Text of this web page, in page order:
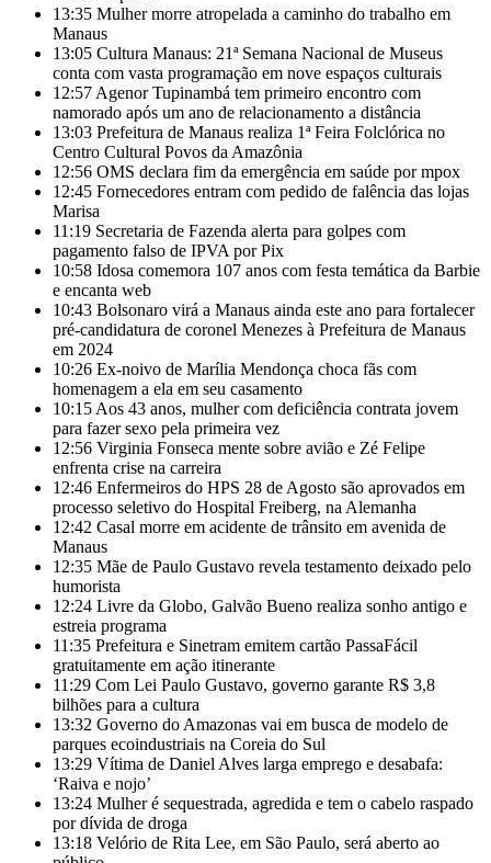
13:35 Mulher morre atropelada a caminho do trabalho em
Manaus
13:05 Cultura Manaus: 21ª Semana Nacional de Museus
conta com vasta programação em nove espaços culturais
12:57 Agenor Tupinambá tem primeiro encontro com
namorado após um ano de relacionamento a distância
13:03 Prefeitura de Manaus realiza 1ª Feira Folclórica no
Centro Cultural Povos da Amazônia
12:56 OMS declara fim da emergência em saúde por mpox
12:45 Fornecedores entram com pedido de falência das lojas
Marisa
11:19 Secretaria de Fazenda alerta para golpes com
pagamento falso de IPVA por Pix
10:58 Idosa comemora 107 anos com festa temática da Barbie
e encanta web
10:43 Bolsonaro virá a Manaus ainda este ano para fortalecer
pré-candidatura de coronel Menezes à Prefeitura de Manaus
em 2024
10:26 Ex-noivo de Marília Mendonça choca fãs com
homenagem a ela em seu casamento
10:15 Aos 43 anos, mulher com deficiência contrata jovem
para fazer sexo pela primeira vez
12:56 Virginia Fonseca mente sobre avião e Zé Felipe
enfrenta crise na carreira
12:46 Enfermeiros do HPS 28 de Agosto são aprovados em
processo seletivo do Hospital Freiberg, na Alemanha
12:42 Casal morre em acidente de trânsito em avenida de
Manaus
12:35 Mãe de Paulo Gustavo revela testamento deixado pelo
humorista
12:24 Livre da Globo, Galvão Bueno realiza sonho antigo e
estreia programa
11:35 Prefeitura e Sinetram emitem cartão PassaFácil
gratuitamente em ação itinerante
11:29 Com Lei Paulo Gustavo, governo garante R$ 3,8
bilhões para a cultura
13:32 Governo do Amazonas vai em busca de modelo de
parques ecoindustriais na Coreia do Sul
13:29 Vítima de Daniel Alves larga emprego e desabafa:
‘Raiva e nojo’
13:24 Mulher é sequestrada, agredida e tem o cabelo raspado
por dívida de droga
13:18 Velório de Rita Lee, em São Paulo, será aberto ao